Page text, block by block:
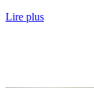
Lire plus